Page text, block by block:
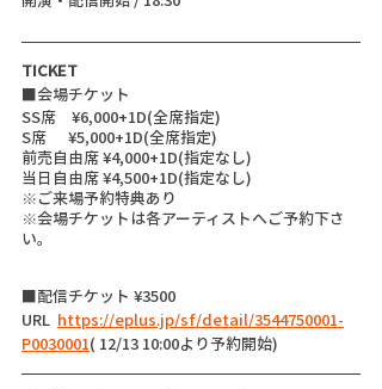
TICKET
■会場チケット
SS席　¥6,000+1D(全席指定)
S席      ¥5,000+1D(全席指定)
前売自由席 ¥4,000+1D(指定なし)
当日自由席 ¥4,500+1D(指定なし)
※ご来場予約特典あり
※会場チケットは各アーティストへご予約下さ
い。
■配信チケット ¥3500
URL https://eplus.jp/sf/detail/3544750001-
P0030001( 12/13 10:00より予約開始)